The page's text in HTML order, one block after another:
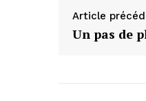
Article
Un pas de